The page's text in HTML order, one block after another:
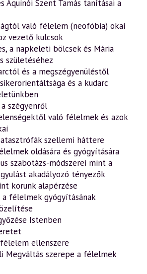
Aquinói Szent Tamás tanításai a
való félelem (neofóbia) okai
vezető kulcsok
a napkeleti bölcsek és Mária
születéséhez
és a megszégyenüléstől
és a kudarc
szégyenről
való félelmek és azok
szellemi háttere
oldására és gyógyítására
szabotázs-módszerei mint a
akadályozó tényezők
korunk alapérzése
a félelmek gyógyításának
Istenben
ellenszere
Megváltás szerepe a félelmek